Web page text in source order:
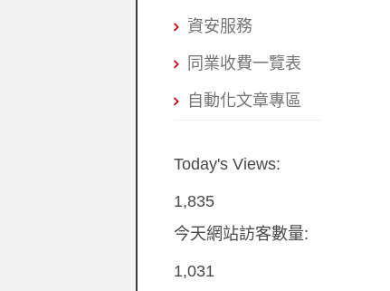
資安服務
同業收費一覽表
自動化文章專區
Today's Views:
1,835
今天網站訪客數量:
1,031